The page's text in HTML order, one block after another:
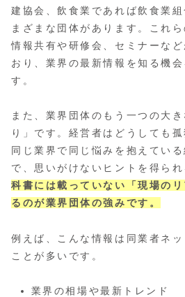
建協会、飲食業であれば飲食業
まざまな団体があります。これ
情報共有や研修会、セミナーな
おり、業界の最新情報を知る機
す。
また、業界団体のもう一つの大
り」です。経営者はどうしても
同じ業界で同じ悩みを抱えてい
で、思いがけないヒントを得ら
科書には載っていない「現場の
るのが業界団体の強みです。
例えば、こんな情報は同業者ネ
ことが多いです。
業界の相場や最新トレンド